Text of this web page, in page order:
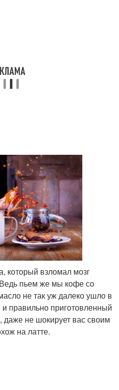
Кофе со сливочным
маслом
Кофе из марокко
который взломал мозг
пьем же мы кофе со
не так уж далеко ушло в
и правильно приготовленный
даже не шокирует вас своим
на латте.